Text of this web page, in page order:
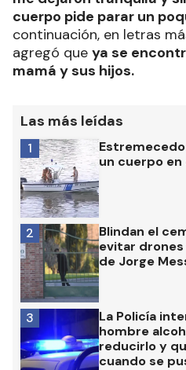
cuerpo pide parar un
continuación, en letras
agregó que ya se
mamá y sus hijos.
Las más leídas
un cuerpo en
1
Blindan el
evitar
de Jorge
2
La Policía
hombre
reducirlo y
cuando se
3